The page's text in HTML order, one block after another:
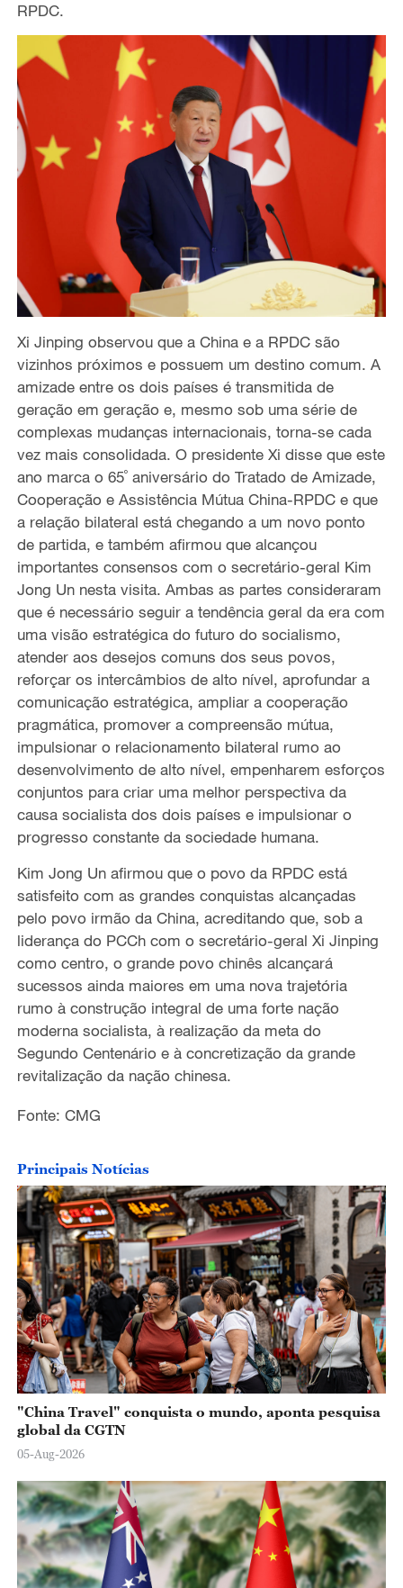
RPDC.
Xi Jinping observou que a China e a RPDC são
vizinhos próximos e possuem um destino comum. A
amizade entre os dois países é transmitida de
geração em geração e, mesmo sob uma série de
complexas mudanças internacionais, torna-se cada
vez mais consolidada. O presidente Xi disse que este
ano marca o 65˚ aniversário do Tratado de Amizade,
Cooperação e Assistência Mútua China-RPDC e que
a relação bilateral está chegando a um novo ponto
de partida, e também afirmou que alcançou
importantes consensos com o secretário-geral Kim
Jong Un nesta visita. Ambas as partes consideraram
que é necessário seguir a tendência geral da era com
uma visão estratégica do futuro do socialismo,
atender aos desejos comuns dos seus povos,
reforçar os intercâmbios de alto nível, aprofundar a
comunicação estratégica, ampliar a cooperação
pragmática, promover a compreensão mútua,
impulsionar o relacionamento bilateral rumo ao
desenvolvimento de alto nível, empenharem esforços
conjuntos para criar uma melhor perspectiva da
causa socialista dos dois países e impulsionar o
progresso constante da sociedade humana.
Kim Jong Un afirmou que o povo da RPDC está
satisfeito com as grandes conquistas alcançadas
pelo povo irmão da China, acreditando que, sob a
liderança do PCCh com o secretário-geral Xi Jinping
como centro, o grande povo chinês alcançará
sucessos ainda maiores em uma nova trajetória
rumo à construção integral de uma forte nação
moderna socialista, à realização da meta do
Segundo Centenário e à concretização da grande
revitalização da nação chinesa.
Fonte: CMG
Principais Notícias
"China Travel" conquista o mundo, aponta pesquisa
global da CGTN
05-Aug-2026